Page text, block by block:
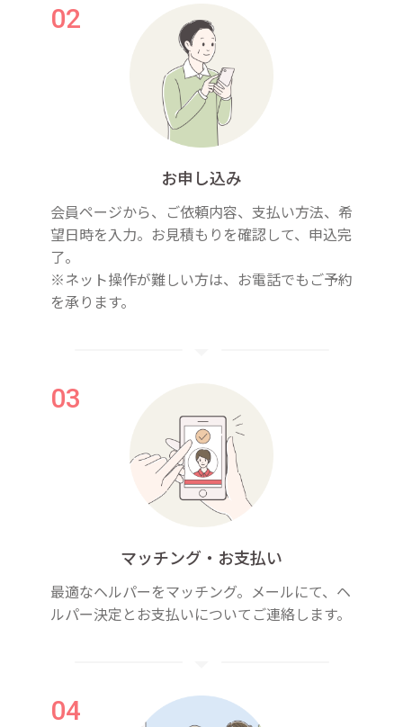
お申し込み
会員ページから、ご依頼内容、支払い方法、希
望日時を入力。お見積もりを確認して、申込完
了。
※ネット操作が難しい方は、お電話でもご予約
を承ります。
マッチング・お支払い
最適なヘルパーをマッチング。メールにて、ヘ
ルパー決定とお支払いについてご連絡します。